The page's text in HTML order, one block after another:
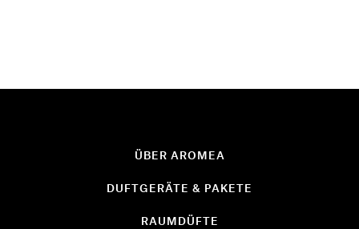
ÜBER AROMEA
DUFTGERÄTE & PAKETE
RAUMDÜFTE